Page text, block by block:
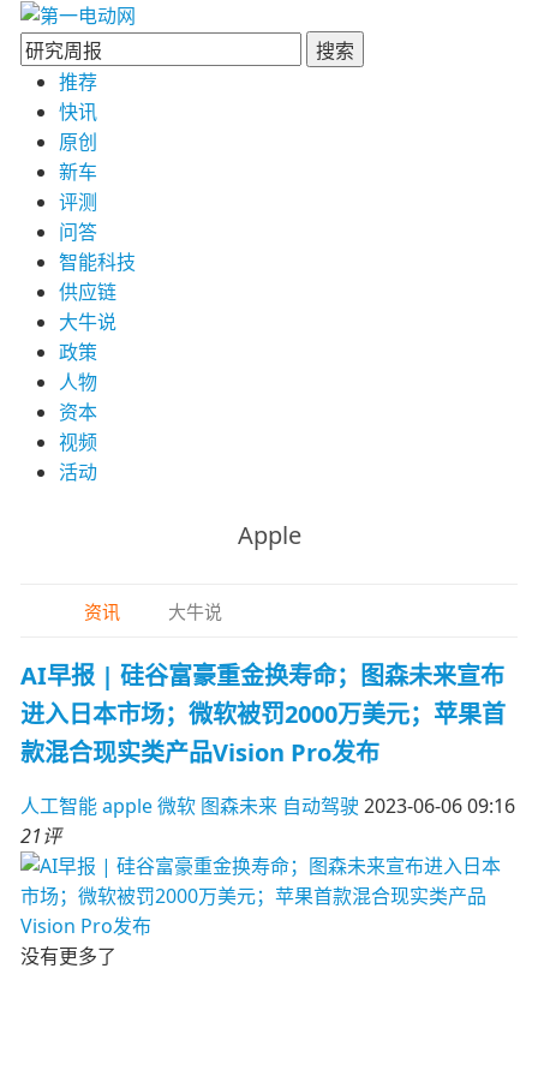
搜索
推荐
快讯
原创
新车
评测
问答
智能科技
供应链
大牛说
政策
人物
资本
视频
活动
Apple
资讯 大牛说
AI早报 | 硅谷富豪重金换寿命；图森未来宣布
进入日本市场；微软被罚2000万美元；苹果首
款混合现实类产品Vision Pro发布
人工智能apple微软 图森未来 自动驾驶 2023-06-06 09:16
21评
没有更多了